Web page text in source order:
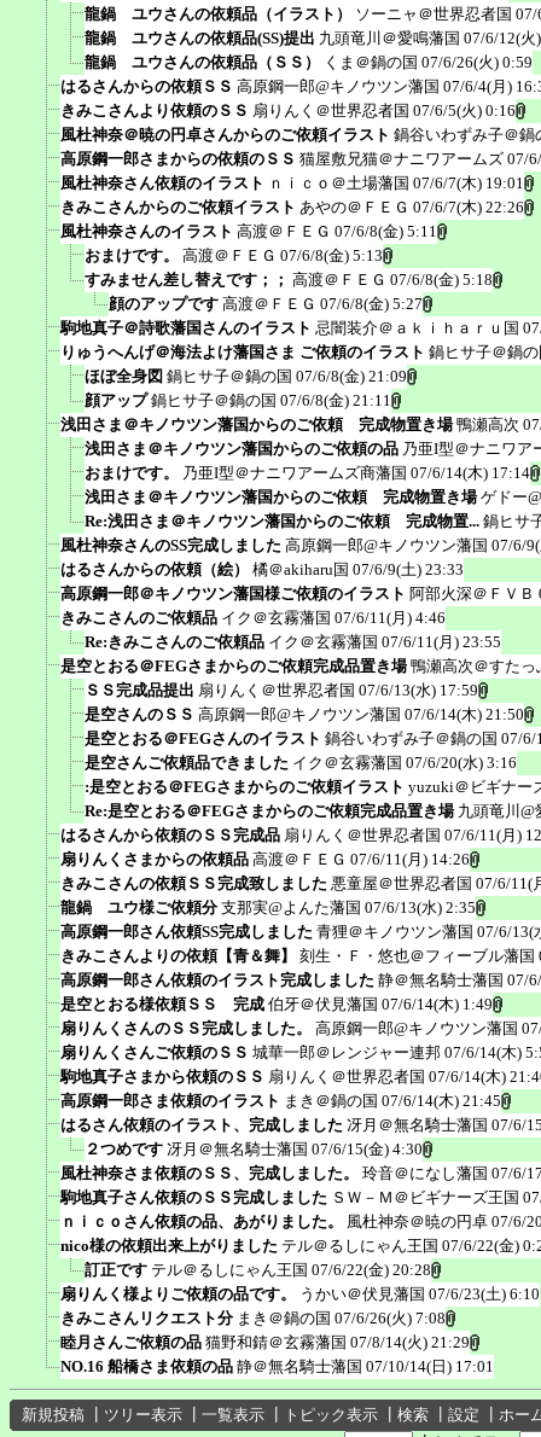
龍鍋 ユウさんの依頼品（イラスト）
ソーニャ＠世界忍者国 07/
龍鍋 ユウさんの依頼品(SS)提出 九頭竜川＠愛鳴藩国 07/6/12(火
龍鍋 ユウさんの依頼品（ＳＳ）
くま＠鍋の国 07/6/26(火) 0:59
はるさんからの依頼ＳＳ 高原鋼一郎@キノウツン藩国 07/6/4(月)
きみこさんより依頼のＳＳ 扇りんく＠世界忍者国 07/6/5(火) 0:16
風杜神奈＠暁の円卓さんからのご依頼イラスト 鍋谷いわずみ子＠鍋
高原鋼一郎さまからの依頼のＳＳ 猫屋敷兄猫＠ナニワアームズ 07/
風杜神奈さん依頼のイラスト ｎｉｃｏ＠土場藩国 07/6/7(木) 19:01
きみこさんからのご依頼イラスト あやの＠ＦＥＧ 07/6/7(木) 22:26
風杜神奈さんのイラスト 高渡＠ＦＥＧ 07/6/8(金) 5:11
おまけです。
高渡＠ＦＥＧ 07/6/8(金) 5:13
すみません差し替えです；； 高渡＠ＦＥＧ 07/6/8(金) 5:18
顔のアップです 高渡＠ＦＥＧ 07/6/8(金) 5:27
駒地真子＠詩歌藩国さんのイラスト 忌闇装介＠ａｋｉｈａｒｕ国
りゅうへんげ＠海法よけ藩国さま ご依頼のイラスト 鍋ヒサ子＠鍋
ほぼ全身図 鍋ヒサ子＠鍋の国 07/6/8(金) 21:09
顔アップ 鍋ヒサ子＠鍋の国 07/6/8(金) 21:11
浅田さま＠キノウツン藩国からのご依頼 完成物置き場 鴨瀬高次
浅田さま＠キノウツン藩国からのご依頼の品 乃亜I型＠ナニワア
おまけです。
乃亜I型＠ナニワアームズ商藩国 07/6/14(木) 17:14
浅田さま＠キノウツン藩国からのご依頼 完成物置き場 ゲドー
Re:浅田さま＠キノウツン藩国からのご依頼 完成物置... 鍋ヒサ
風杜神奈さんのSS完成しました 高原鋼一郎@キノウツン藩国 07/6/
はるさんからの依頼（絵）
橘＠akiharu国 07/6/9(土) 23:33
高原鋼一郎＠キノウツン藩国様ご依頼のイラスト 阿部火深＠ＦＶＢ
きみこさんのご依頼品 イク＠玄霧藩国 07/6/11(月) 4:46
Re:きみこさんのご依頼品 イク＠玄霧藩国 07/6/11(月) 23:55
是空とおる＠FEGさまからのご依頼完成品置き場 鴨瀬高次＠すたっ
ＳＳ完成品提出 扇りんく＠世界忍者国 07/6/13(水) 17:59
是空さんのＳＳ 高原鋼一郎@キノウツン藩国 07/6/14(木) 21:50
是空とおる＠FEGさんのイラスト 鍋谷いわずみ子＠鍋の国 07/6/
是空さんご依頼品できました イク＠玄霧藩国 07/6/20(水) 3:16
:是空とおる＠FEGさまからのご依頼イラスト yuzuki＠ビギナー
Re:是空とおる＠FEGさまからのご依頼完成品置き場 九頭竜川@
はるさんから依頼のＳＳ完成品 扇りんく＠世界忍者国 07/6/11(月)
扇りんくさまからの依頼品 高渡＠ＦＥＧ 07/6/11(月) 14:26
きみこさんの依頼ＳＳ完成致しました 悪童屋＠世界忍者国 07/6/11(
龍鍋 ユウ様ご依頼分 支那実@よんた藩国 07/6/13(水) 2:35
高原鋼一郎さん依頼SS完成しました 青狸＠キノウツン藩国 07/6/13(
きみこさんよりの依頼【青＆舞】
刻生・Ｆ・悠也＠フィーブル藩国
高原鋼一郎さん依頼のイラスト完成しました 静＠無名騎士藩国 07/
是空とおる様依頼ＳＳ 完成 伯牙＠伏見藩国 07/6/14(木) 1:49
扇りんくさんのＳＳ完成しました。
高原鋼一郎@キノウツン藩国
扇りんくさんご依頼のＳＳ 城華一郎＠レンジャー連邦 07/6/14(木)
駒地真子さまから依頼のＳＳ 扇りんく＠世界忍者国 07/6/14(木)
高原鋼一郎さま依頼のイラスト まき＠鍋の国 07/6/14(木) 21:45
はるさん依頼のイラスト、完成しました 冴月＠無名騎士藩国 07/6/
２つめです 冴月＠無名騎士藩国 07/6/15(金) 4:30
風杜神奈さま依頼のＳＳ、完成しました。
玲音＠になし藩国 07/6/
駒地真子さん依頼のＳＳ完成しました ＳＷ－Ｍ＠ビギナーズ王国
ｎｉｃｏさん依頼の品、あがりました。
風杜神奈＠暁の円卓 07/6/
nico様の依頼出来上がりました テル＠るしにゃん王国 07/6/22(金)
訂正です テル＠るしにゃん王国 07/6/22(金) 20:28
扇りんく様よりご依頼の品です。
うかい＠伏見藩国 07/6/23(土) 6:10
きみこさんリクエスト分 まき＠鍋の国 07/6/26(火) 7:08
睦月さんご依頼の品 猫野和錆＠玄霧藩国 07/8/14(火) 21:29
NO.16 船橋さま依頼の品 静＠無名騎士藩国 07/10/14(日) 17:01
新規投稿 ツリー表示 一覧表示 トピック表示 検索 設定
ホー